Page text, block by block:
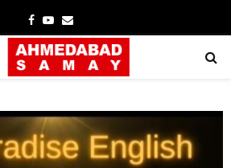
Facebook
YoutubeEmail